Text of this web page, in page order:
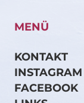
MENÜ
KONTAKT
INSTAGRAM
FACEBOOK